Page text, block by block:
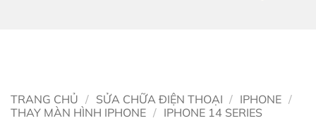
TRANG CHỦ / SỬA CHỮA ĐIỆN THOẠI / IPHONE /
THAY MÀN HÌNH IPHONE / IPHONE 14 SERIES